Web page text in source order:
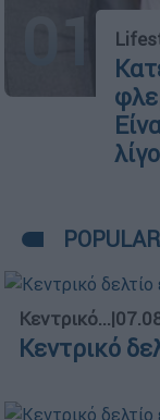
01
Κεντρικό...|
Κεντρικό